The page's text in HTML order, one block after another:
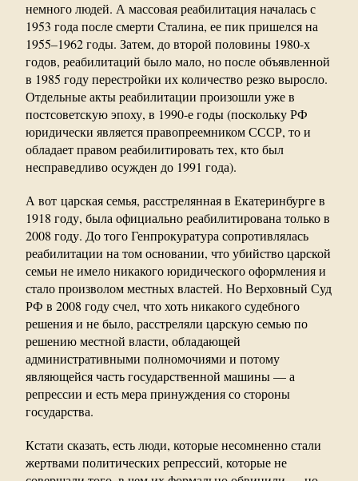
немного людей. А массовая реабилитация началась с
1953 года после смерти Сталина, ее пик пришелся на
1955–1962 годы. Затем, до второй половины 1980-х
годов, реабилитаций было мало, но после объявленной
в 1985 году перестройки их количество резко выросло.
Отдельные акты реабилитации произошли уже в
постсоветскую эпоху, в 1990-е годы (поскольку РФ
юридически является правопреемником СССР, то и
обладает правом реабилитировать тех, кто был
несправедливо осужден до 1991 года).
А вот царская семья, расстрелянная в Екатеринбурге в
1918 году, была официально реабилитирована только в
2008 году. До того Генпрокуратура сопротивлялась
реабилитации на том основании, что убийство царской
семьи не имело никакого юридического оформления и
стало произволом местных властей. Но Верховный Суд
РФ в 2008 году счел, что хоть никакого судебного
решения и не было, расстреляли царскую семью по
решению местной власти, обладающей
административными полномочиями и потому
являющейся часть государственной машины — а
репрессии и есть мера принуждения со стороны
государства.
Кстати сказать, есть люди, которые несомненно стали
жертвами политических репрессий, которые не